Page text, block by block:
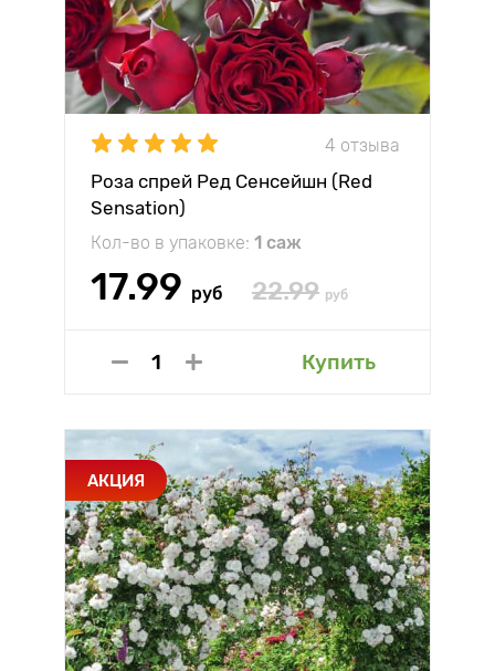
4 отзыва
Роза спрей Ред Сенсейшн (Red
Sensation)
Кол-во в упаковке: 1 саж
17.99 руб 22.99 руб
Купить
АКЦИЯ